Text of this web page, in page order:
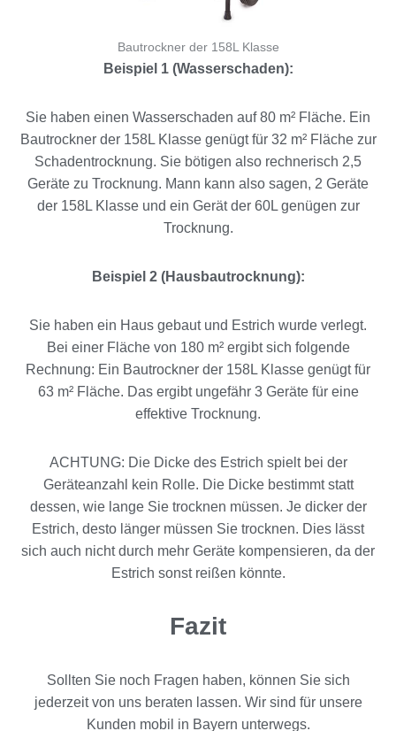
Bautrockner der 158L Klasse
Beispiel 1 (Wasserschaden):
Sie haben einen Wasserschaden auf 80 m² Fläche. Ein
Bautrockner der 158L Klasse genügt für 32 m² Fläche zur
Schadentrocknung. Sie bötigen also rechnerisch 2,5
Geräte zu Trocknung. Mann kann also sagen, 2 Geräte
der 158L Klasse und ein Gerät der 60L genügen zur
Trocknung.
Beispiel 2 (Hausbautrocknung):
Sie haben ein Haus gebaut und Estrich wurde verlegt.
Bei einer Fläche von 180 m² ergibt sich folgende
Rechnung: Ein Bautrockner der 158L Klasse genügt für
63 m² Fläche. Das ergibt ungefähr 3 Geräte für eine
effektive Trocknung.
ACHTUNG: Die Dicke des Estrich spielt bei der
Geräteanzahl kein Rolle. Die Dicke bestimmt statt
dessen, wie lange Sie trocknen müssen. Je dicker der
Estrich, desto länger müssen Sie trocknen. Dies lässt
sich auch nicht durch mehr Geräte kompensieren, da der
Estrich sonst reißen könnte.
Fazit
Sollten Sie noch Fragen haben, können Sie sich
jederzeit von uns beraten lassen. Wir sind für unsere
Kunden mobil in Bayern unterwegs.